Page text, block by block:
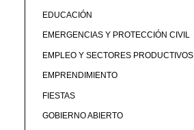
EDUCACIÓN
EMERGENCIAS Y PROTECCIÓN CIVIL
EMPLEO Y SECTORES PRODUCTIVOS
EMPRENDIMIENTO
FIESTAS
GOBIERNO ABIERTO